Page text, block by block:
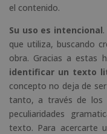
el contenido.
Su uso es intencional
que utiliza, buscando
obra. Gracias a estas
identificar un texto
concepto no deja de
tanto, a través de los
peculiaridades
texto. Para acercarte